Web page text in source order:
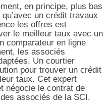
en principe, plus bas
un crédit travaux
les offres est
le meilleur taux avec un
comparateur en ligne
les associés
Un courtier
pour trouver un crédit
taux. Cet expert
négocie le contrat de
associés de la SCI.